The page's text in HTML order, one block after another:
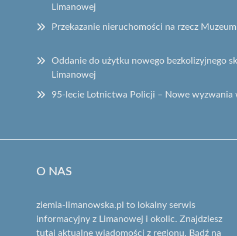
Limanowej
Przekazanie nieruchomości na rzecz
Oddanie do użytku nowego bezkolizyjnego
Limanowej
95-lecie Lotnictwa Policji – Nowe wyzwania
O NAS
ziemia-limanowska.pl to lokalny serwis
informacyjny z Limanowej i okolic. Znajdziesz
tutaj aktualne wiadomości z regionu. Bądź na